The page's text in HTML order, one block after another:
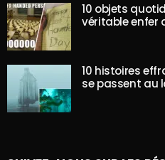
10 objets
véritable enfer
10 histoires
se passent au